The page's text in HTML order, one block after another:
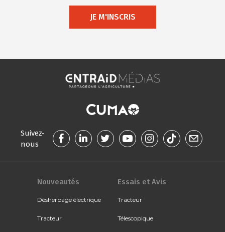
JE M'INSCRIS
Suivez-
nous
Nouveautés
Désherbage électrique
Tracteur
Essais et Avis
Tracteur
Télescopique